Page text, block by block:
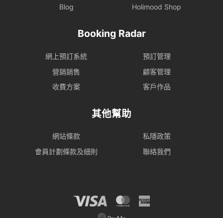
Blog
Holimood Shop
Booking Radar
網上預訂系統
預訂管理
營銷銷售
顧客管理
收費方案
客戶作品
其他幫助
網站條款
私隱政策
會員計劃條款及細則
聯絡我們